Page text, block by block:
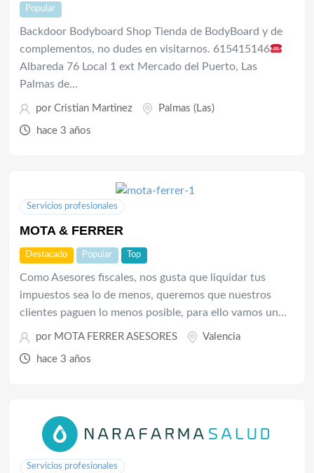
Popular
Backdoor Bodyboard Shop Tienda de BodyBoard y de
complementos, no dudes en visitarnos. 615415146
Albareda 76 Local 1 ext Mercado del Puerto, Las
Palmas de…
por Cristian Martinez Palmas (Las)
hace 3 años
Servicios profesionales
MOTA & FERRER
Destacado Popular Top
Como Asesores fiscales, nos gusta que liquidar tus
impuestos sea lo de menos, queremos que nuestros
clientes paguen lo menos posible, para ello vamos un…
por MOTA FERRER ASESORES Valencia
hace 3 años
Servicios profesionales